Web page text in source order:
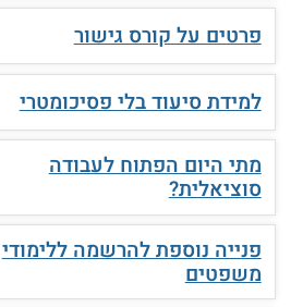
פרטים על קורס גישור
למידת סיעוד בלי פסיכומטרי
מתי היום הפתוח לעבודה
סוציאלית?
פנייה נוספת להרשמה ללימודי
משפטים